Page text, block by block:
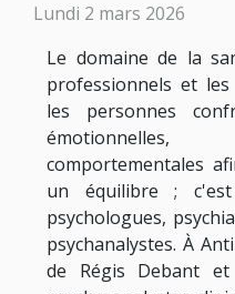
Lundi 2 mars 2026
Le domaine de la
professionnels et
les personnes
émotionnelles,
comportementales
un équilibre ;
psychologues,
psychanalystes. À
de Régis Debant